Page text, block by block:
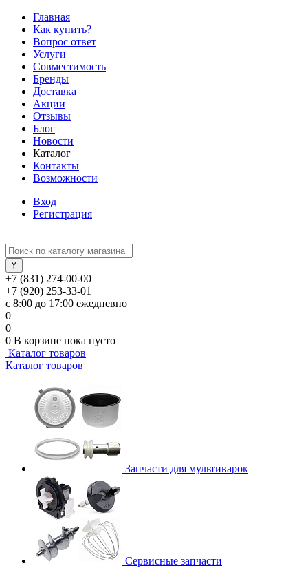
Главная
Как купить?
Вопрос ответ
Услуги
Совместимость
Бренды
Доставка
Акции
Отзывы
Блог
Новости
Каталог
Контакты
Возможности
Вход
Регистрация
+7 (831) 274-00-00
+7 (920) 253-33-01
с 8:00 до 17:00 ежедневно
0
0
0 В корзине пока пусто
Каталог товаров
Каталог товаров
Запчасти для мультиварок
Сервисные запчасти